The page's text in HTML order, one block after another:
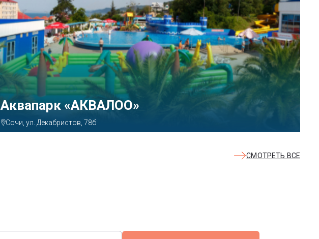
Тематический парк развлечений «Сочи
Парк»
СМОТРЕТЬ ВСЕ